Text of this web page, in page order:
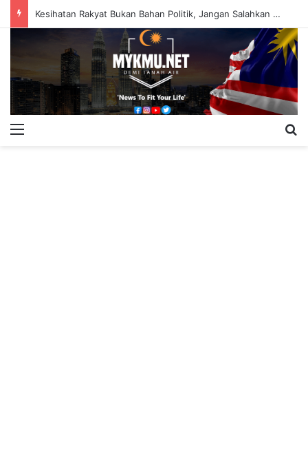
Kesihatan Rakyat Bukan Bahan Politik, Jangan Salahkan Onn Hafiz – Haslinda Salleh